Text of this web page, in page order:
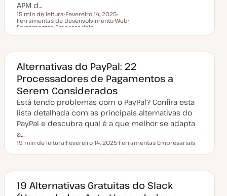
APM d…
Tempo de leitura
15 min de leitura
D
a
t
e
t
u
a
i
z
a
ç
o
Fevereiro 14, 2025
T
p
o
Ferramentas de Desenvolvimento Web
ó
c
Ferramentas Empresariais
Alternativas do PayPal: 22
Processadores de Pagamentos a
Serem Considerados
Está tendo problemas com o PayPal? Confira esta
lista detalhada com as principais alternativas do
PayPal e descubra qual é a que melhor se adapta
a…
Tempo de leitura
19 min de leitura
a
a
e
a
Fevereiro 14, 2025
ó
i
o
Ferramentas Empresariais
19 Alternativas Gratuitas do Slack